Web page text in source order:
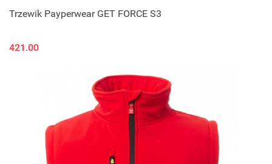
Trzewik Payperwear GET FORCE S3
421.00